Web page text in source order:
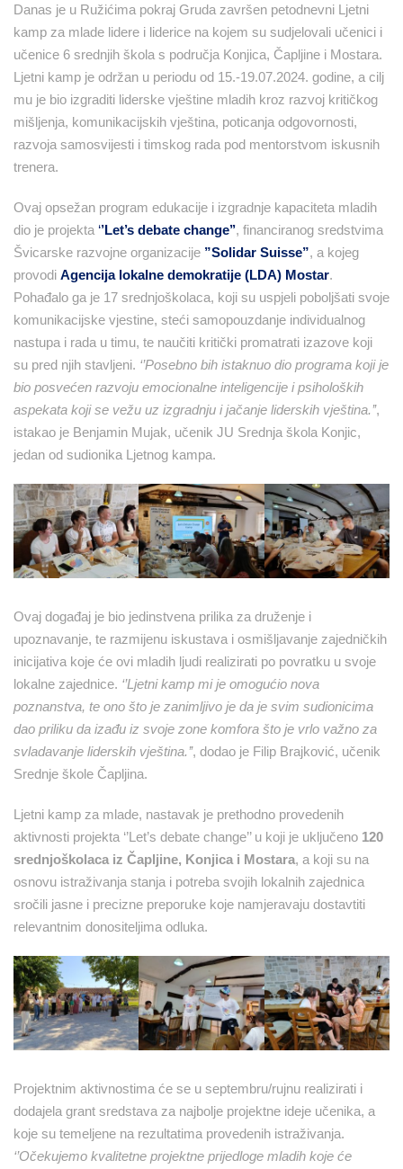
Danas je u Ružićima pokraj Gruda završen petodnevni Ljetni
kamp za mlade lidere i liderice na kojem su sudjelovali učenici i
učenice 6 srednjih škola s područja Konjica, Čapljine i Mostara.
Ljetni kamp je održan u periodu od 15.-19.07.2024. godine, a cilj
mu je bio izgraditi liderske vještine mladih kroz razvoj kritičkog
mišljenja, komunikacijskih vještina, poticanja odgovornosti,
razvoja samosvijesti i timskog rada pod mentorstvom iskusnih
trenera.
Ovaj opsežan program edukacije i izgradnje kapaciteta mladih
dio je projekta ‘’Let’s debate change’’, financiranog sredstvima
Švicarske razvojne organizacije ”Solidar Suisse”, a kojeg
provodi Agencija lokalne demokratije (LDA) Mostar.
Pohađalo ga je 17 srednjoškolaca, koji su uspjeli poboljšati svoje
komunikacijske vjestine, steći samopouzdanje individualnog
nastupa i rada u timu, te naučiti kritički promatrati izazove koji
su pred njih stavljeni. ‘’Posebno bih istaknuo dio programa koji je
bio posvećen razvoju emocionalne inteligencije i psiholoških
aspekata koji se vežu uz izgradnju i jačanje liderskih vještina.’’,
istakao je Benjamin Mujak, učenik JU Srednja škola Konjic,
jedan od sudionika Ljetnog kampa.
Ovaj događaj je bio jedinstvena prilika za druženje i
upoznavanje, te razmijenu iskustava i osmišljavanje zajedničkih
inicijativa koje će ovi mladih ljudi realizirati po povratku u svoje
lokalne zajednice. ‘’Ljetni kamp mi je omogućio nova
poznanstva, te ono što je zanimljivo je da je svim sudionicima
dao priliku da izađu iz svoje zone komfora što je vrlo važno za
svladavanje liderskih vještina.’’, dodao je Filip Brajković, učenik
Srednje škole Čapljina.
Ljetni kamp za mlade, nastavak je prethodno provedenih
aktivnosti projekta ‘’Let’s debate change’’ u koji je uključeno 120
srednjoškolaca iz Čapljine, Konjica i Mostara, a koji su na
osnovu istraživanja stanja i potreba svojih lokalnih zajednica
sročili jasne i precizne preporuke koje namjeravaju dostavtiti
relevantnim donositeljima odluka.
Projektnim aktivnostima će se u septembru/rujnu realizirati i
dodajela grant sredstava za najbolje projektne ideje učenika, a
koje su temeljene na rezultatima provedenih istraživanja.
‘’Očekujemo kvalitetne projektne prijedloge mladih koje će